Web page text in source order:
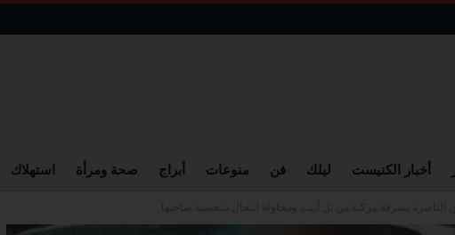
أخبار الكنيست ليلك فن منوعات أبراج صحة ومرأة استهلاك